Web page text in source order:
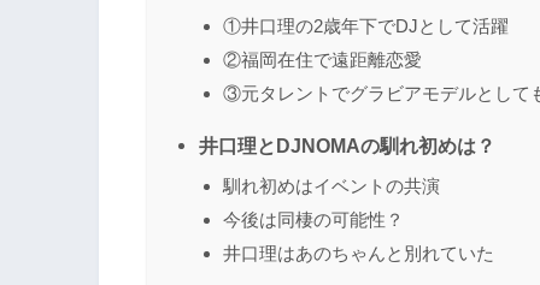
①井口理の2歳年下でDJとして活躍
②福岡在住で遠距離恋愛
③元タレントでグラビアモデルとして
井口理とDJNOMAの馴れ初めは？
馴れ初めはイベントの共演
今後は同棲の可能性？
井口理はあのちゃんと別れていた